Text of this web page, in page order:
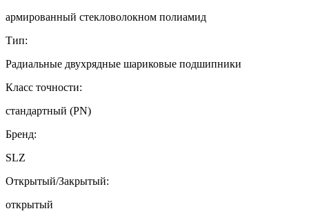
армированный стекловолокном полиамид
Тип:
Радиальные двухрядные шариковые подшипники
Класс точности:
стандартный (PN)
Бренд:
SLZ
Открытый/Закрытый:
открытый